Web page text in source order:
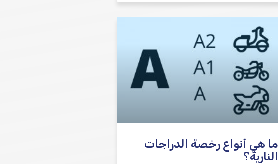
ما هي أنواع رخصة الدراجات
النارية؟